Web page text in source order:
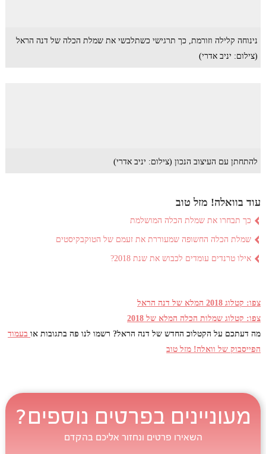
נינוחה קלילה וזורמת, כך תרגישי כשתלבשי את שמלת הכלה של דנה הראל
(צילום: יניב אדרי)
להתחתן עם העיצוב הנכון (צילום: יניב אדרי)
עוד בוואלה! מזל טוב
כך תבחרו את שמלת הכלה המושלמת
שמלת הכלה החשופה שמעוררת את זעמם של הטוקבקיסטים
אילו טרנדים עומדים לכבוש את שנת 2018?
צפו: קטלוג 2018 המלא של דנה הראל
צפו: קטלוג שמלות הכלה המלא של 2018
מה דעתכם על הקטלוכ החדש של דנה הראל? רשמו לנו פה בתגובות אובעמוד
הפייסבוק של וואלה! מזל טוב
מעוניינים בפרטים נוספים?
השאירו פרטים ונחזור אליכם בהקדם